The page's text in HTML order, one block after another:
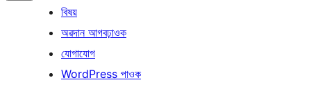
বিষয়
অৱদান আগবঢ়াওক
যোগাযোগ
WordPress পাওক